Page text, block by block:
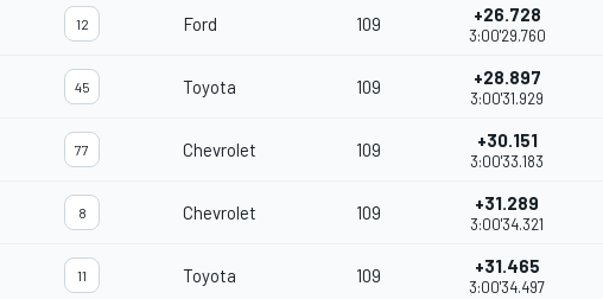
12 Ford 109 +26.728
3:00'29.760
45 Toyota 109 +28.897
3:00'31.929
77 Chevrolet 109 +30.151
3:00'33.183
8 Chevrolet 109 +31.289
3:00'34.321
11 Toyota 109 +31.465
3:00'34.497